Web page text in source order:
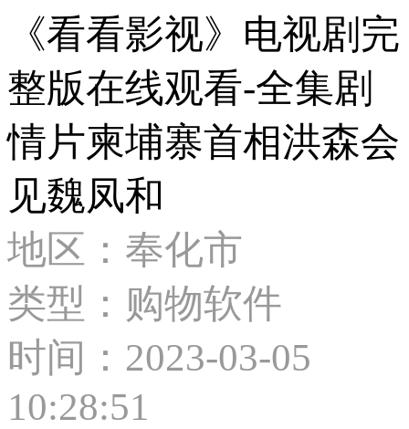
《看看影视》电视剧完
整版在线观看-全集剧
情片柬埔寨首相洪森会
见魏凤和
地区：奉化市
类型：购物软件
时间：2023-03-05
10:28:51